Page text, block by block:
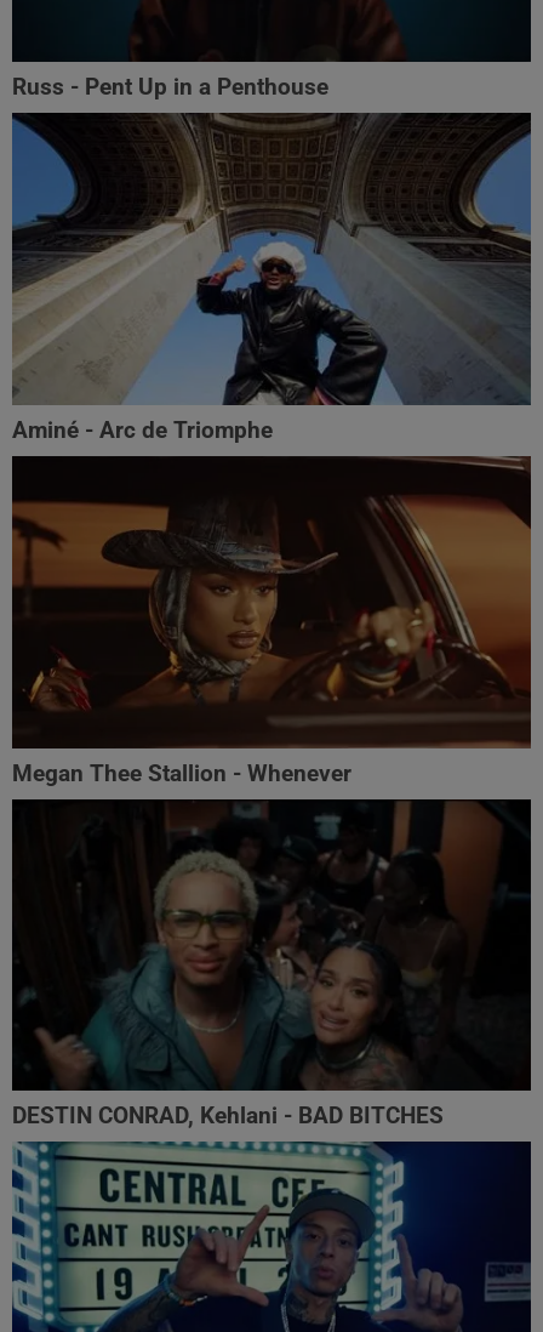
Russ - Pent Up in a Penthouse
Aminé - Arc de Triomphe
Megan Thee Stallion - Whenever
DESTIN CONRAD, Kehlani - BAD BITCHES